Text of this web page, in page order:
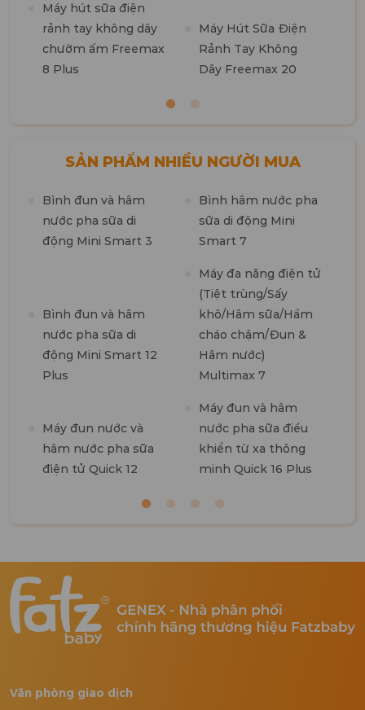
Máy hút sữa điện
rảnh tay không dây
chườm ấm Freemax
8 Plus
Máy Hút Sữa Điện
Rảnh Tay Không
Dây Freemax 20
SẢN PHẨM NHIỀU NGƯỜI MUA
Bình đun và hâm
nước pha sữa di
động Mini Smart 3
Bình hâm nước pha
sữa di động Mini
Smart 7
Bình đun và hâm
nước pha sữa di
động Mini Smart 12
Plus
Máy đa năng điện tử
(Tiệt trùng/Sấy
khô/Hâm sữa/Hầm
cháo chậm/Đun &
Hâm nước)
Multimax 7
Máy đun nước và
hâm nước pha sữa
điện tử Quick 12
Máy đun và hâm
nước pha sữa điều
khiển từ xa thông
minh Quick 16 Plus
Văn phòng giao dịch